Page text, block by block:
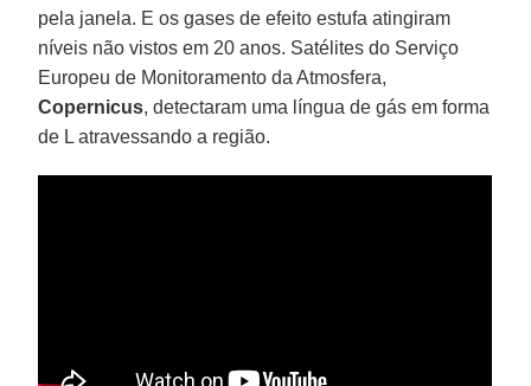
pela janela. E os gases de efeito estufa atingiram
níveis não vistos em 20 anos. Satélites do Serviço
Europeu de Monitoramento da Atmosfera,
Copernicus, detectaram uma língua de gás em forma
de L atravessando a região.